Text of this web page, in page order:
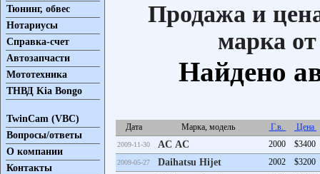
Тюнинг, обвес
Нотариусы
Справка-счет
Автозапчасти
Мототехника
ТНВД Kia Bongo
TwinCam (VBC)
Вопросы/ответы
О компании
Контакты
Продажа и
марка от
Найдено
Дата Марка, модель Г.в. Цена
2009-11-30 AC AC 2000 $3400
2009-05-27 Daihatsu Hijet 2002 $3200